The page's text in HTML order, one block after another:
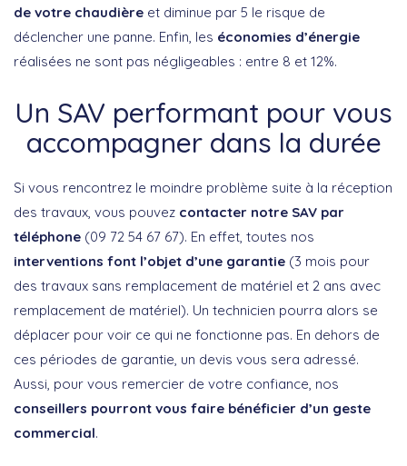
de votre chaudière et diminue par 5 le risque de
déclencher une panne. Enfin, les économies d’énergie
réalisées ne sont pas négligeables : entre 8 et 12%.
Un SAV performant pour vous
accompagner dans la durée
Si vous rencontrez le moindre problème suite à la réception
des travaux, vous pouvez contacter notre SAV par
téléphone (09 72 54 67 67). En effet, toutes nos
interventions font l’objet d’une garantie (3 mois pour
des travaux sans remplacement de matériel et 2 ans avec
remplacement de matériel). Un technicien pourra alors se
déplacer pour voir ce qui ne fonctionne pas. En dehors de
ces périodes de garantie, un devis vous sera adressé.
Aussi, pour vous remercier de votre confiance, nos
conseillers pourront vous faire bénéficier d’un geste
commercial.